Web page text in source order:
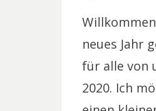
neues Jahr
für alle von
2020. Ich